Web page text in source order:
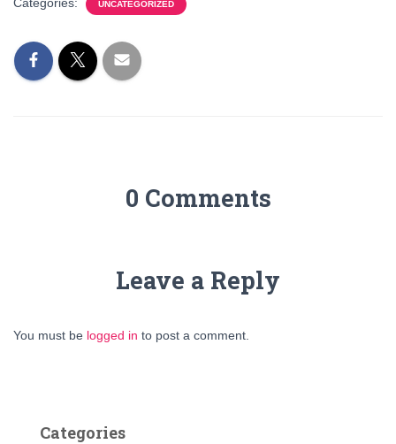
UNCATEGORIZED
0 Comments
Leave a Reply
You must be logged in to post a comment.
Categories